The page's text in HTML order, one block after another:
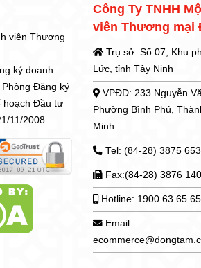
viên Thương
ký doanh
Phòng Đăng ký
hoạch Đầu tư
11/2008
Công Ty TNHH
viên Thương mại
Trụ sở: Số 07, Khu
Lức, tỉnh Tây Ninh
VPĐD: 233 Nguyễn
Phường Bình Phú,
Minh
Tel: (84-28) 3875
Fax:(84-28) 3876
Hotline: 1900 63 65 65
Email: